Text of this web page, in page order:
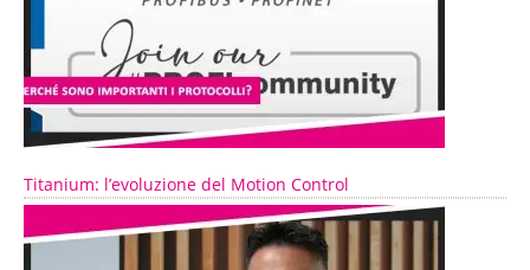
Titanium: l’evoluzione del Motion Control